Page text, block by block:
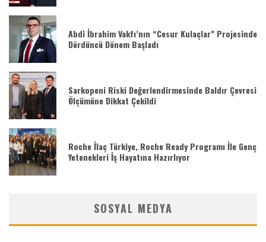
Abdi İbrahim Vakfı’nın “Cesur Kulaçlar” Projesinde
Dördüncü Dönem Başladı
Sarkopeni Riski Değerlendirmesinde Baldır Çevresi
Ölçümüne Dikkat Çekildi
Roche İlaç Türkiye, Roche Ready Programı İle Genç
Yetenekleri İş Hayatına Hazırlıyor
SOSYAL MEDYA